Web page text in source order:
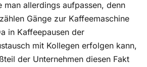
man allerdings aufpassen, denn
Gänge zur Kaffeemaschine
in Kaffeepausen der
mit Kollegen erfolgen kann,
der Unternehmen diesen Fakt